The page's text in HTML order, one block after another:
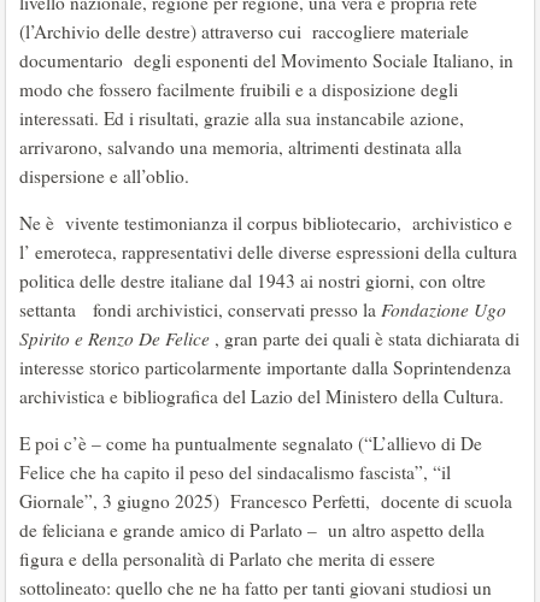
(l’Archivio delle destre) attraverso cui raccogliere materiale
documentario degli esponenti del Movimento Sociale Italiano, in
modo che fossero facilmente fruibili e a disposizione degli
interessati. Ed i risultati, grazie alla sua instancabile azione,
arrivarono, salvando una memoria, altrimenti destinata alla
dispersione e all’oblio.
Ne è vivente testimonianza il corpus bibliotecario, archivistico e
l’ emeroteca, rappresentativi delle diverse espressioni della cultura
politica delle destre italiane dal 1943 ai nostri giorni, con oltre
settanta fondi archivistici, conservati presso la Fondazione Ugo
Spirito e Renzo De Felice , gran parte dei quali è stata dichiarata di
interesse storico particolarmente importante dalla Soprintendenza
archivistica e bibliografica del Lazio del Ministero della Cultura.
E poi c’è – come ha puntualmente segnalato (“L’allievo di De
Felice che ha capito il peso del sindacalismo fascista”, “il
Giornale”, 3 giugno 2025) Francesco Perfetti, docente di scuola
de feliciana e grande amico di Parlato – un altro aspetto della
figura e della personalità di Parlato che merita di essere
sottolineato: quello che ne ha fatto per tanti giovani studiosi un